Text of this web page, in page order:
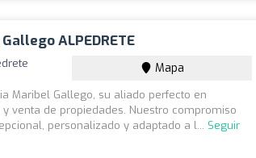
ALPEDRETE
Mapa
Maribel Gallego, su aliado perfecto en
venta de propiedades. Nuestro compromiso
personalizado y adaptado a l... Seguir